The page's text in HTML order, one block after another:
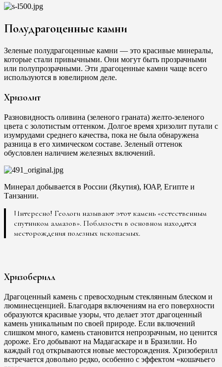
Полудрагоценные камни
Зеленые полудрагоценные камни — это красивые минералы,
которые стали привычными. Они могут быть прозрачными
или полупрозрачными. Эти драгоценные камни чаще всего
используются в ювелирном деле.
Хризолит
Разновидность оливина (зеленого граната) желто-зеленого
цвета с золотистым оттенком. Долгое время хризолит путали с
изумрудами среднего качества, пока не была обнаружена
разница в его химическом составе. Зеленый оттенок
обусловлен наличием железных включений.
Минерал добывается в России (Якутия), ЮАР, Египте и
Танзании.
Интересно! Геологи называют этот камень «естественным
спутником алмазов». Поблизости в основном находятся
месторождения полезных ископаемых.
Хризоберилл
Драгоценный камень с превосходным стеклянным блеском и
люминесценцией. Благодаря включениям на его поверхности
образуются красивые узоры, что делает этот драгоценный
камень уникальным по своей природе. Если включений
слишком много, камень становится непрозрачным, но ценится
дороже. Его добывают на Мадагаскаре и в Бразилии. Но
каждый год открываются новые месторождения. Хризоберилл
встречается довольно редко, особенно с эффектом «кошачьего